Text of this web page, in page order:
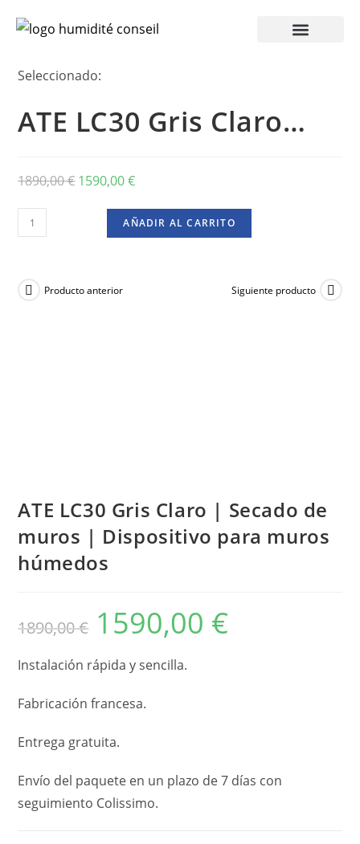
Seleccionado:
ATE LC30 Gris Claro…
1890,00€ 1590,00€
AÑADIR AL CARRITO
Producto anterior Siguiente producto
ATE LC30 Gris Claro | Secado de
muros | Dispositivo para muros
húmedos
1890,00€ 1590,00 €
Instalación rápida y sencilla.
Fabricación francesa.
Entrega gratuita.
Envío del paquete en un plazo de 7 días con
seguimiento Colissimo.